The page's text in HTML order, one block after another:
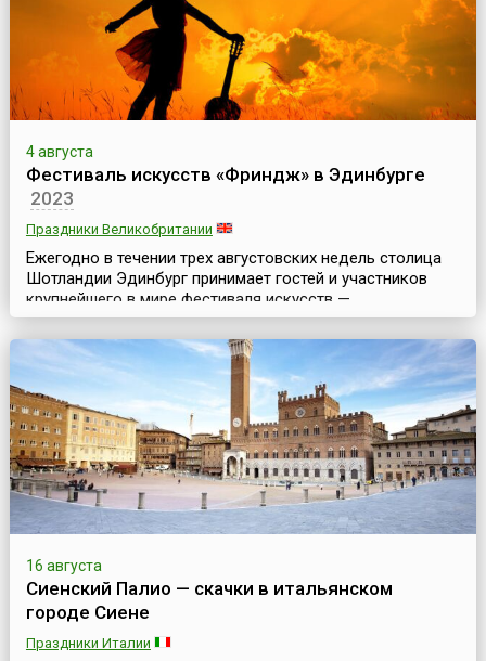
4 августа
Фестиваль искусств «Фриндж» в Эдинбурге
2023
Праздники Великобритании
Ежегодно в течении трех августовских недель столица
Шотландии Эдинбург принимает гостей и участников
крупнейшего в мире фестиваля искусств —
Эдинбургского фестиваля искусств «Фриндж» (англ.
Edinburgh Fringe Festival). Он является неофициальной и
«неформальной» частью знаменитого Эдинбургского
международного фестиваля искусств.Ежегодно на
фестивале разыгрываются 3 тысячи представлений и
более 2...
16 августа
Сиенский Палио — скачки в итальянском
городе Сиене
Праздники Италии